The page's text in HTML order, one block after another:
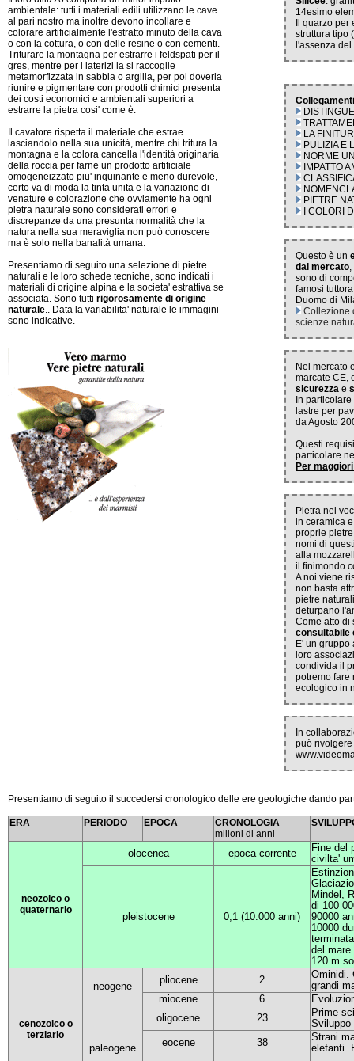
ambientale: tutti i materiali edili utilizzano le cave
al pari nostro ma inoltre devono incollare e
colorare artificialmente l'estratto minuto della cava
o con la cottura, o con delle resine o con cementi.
Triturare la montagna per estrarre i feldspati per il
gres, mentre per i laterizi la si raccoglie
metamorfizzata in sabbia o argilla, per poi doverla
riunire e pigmentare con prodotti chimici presenta
dei costi economici e ambientali superiori a
estrarre la pietra cosi' come è.
Il cavatore rispetta il materiale che estrae
lasciandolo nella sua unicità, mentre chi tritura la
montagna e la colora cancella l'identità originaria
della roccia per farne un prodotto artificiale
omogeneizzato piu' inquinante e meno durevole,
certo va di moda la tinta unita e la variazione di
venature e colorazione che ovviamente ha ogni
pietra naturale sono considerati errori e
discrepanze da una presunta normalità che la
natura nella sua meraviglia non può conoscere
ma è solo nella banalità umana.
Presentiamo di seguito una selezione di pietre
naturali e le loro schede tecniche, sono indicati i
materiali di origine alpina e la societa' estrattiva se
associata. Sono tutti rigorosamente di origine
naturale.. Data la variabilita' naturale le immagini
sono indicative.
14esimo
Il quarzo
struttura tipo
l'assenza
LA
PULIZIA E
NORME
IMPATTO
PIETRE
I COLORI
Questo è un
dal mercato
sono di
famosi
Duomo di
Collezione
scienze
Nel mercato
marcate CE,
sicurezza e
In
lastre per
da Agosto
Questi
particolare
Per
Pietra nel
in ceramica
proprie
nomi di
alla
il finimondo
A noi viene
non basta
pietre
deturpano
Come atto
consultabile
E' un gruppo
loro
condivida il
potremo fare
ecologico in
In
può
Presentiamo di seguito il succedersi cronologico delle ere geologiche dando
ERA PERIODO EPOCA
CRONOLOGIA
milioni di anni
neozoico o
quaternario
olocenea epoca corrente
Fine del
civilta'
pleistocene 0,1 (10.000 anni)
Mindel,
di 100
90000
10000
del
120 m
cenozoico o
terziario
neogene
pliocene 2
Ominidi.
grandi
miocene
6
paleogene
oligocene 23
Prime
Sviluppo
eocene
38
Strani
elefanti.